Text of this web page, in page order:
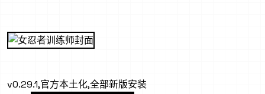
v0.29.1,官方本土化,全部新版安装